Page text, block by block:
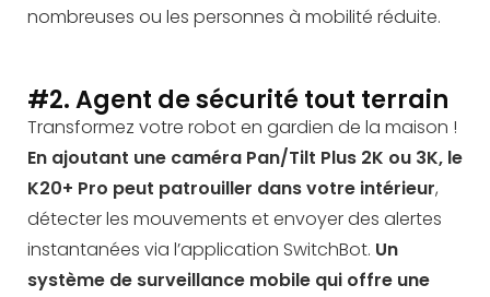
nombreuses ou les personnes à mobilité réduite.
#2. Agent de sécurité tout terrain
Transformez votre robot en gardien de la maison !
En ajoutant une caméra Pan/Tilt Plus 2K ou 3K, le
K20+ Pro peut patrouiller dans votre intérieur,
détecter les mouvements et envoyer des alertes
instantanées via l’application SwitchBot. Un
système de surveillance mobile qui offre une